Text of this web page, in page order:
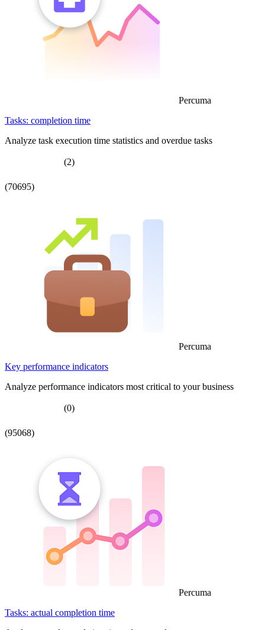
Percuma
Tasks: completion time
Analyze task execution time statistics and overdue tasks
(2)
(70695)
Percuma
Key performance indicators
Analyze performance indicators most critical to your business
(0)
(95068)
Percuma
Tasks: actual completion time